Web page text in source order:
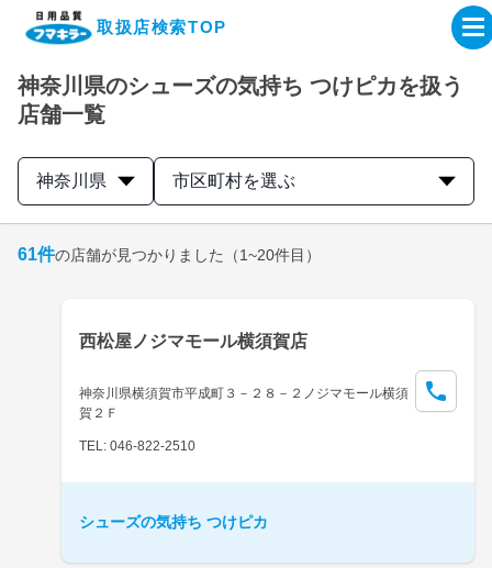
取扱店検索TOP
企業・IR情報サイト
製品情報サイト
取扱店検索はこちら
神奈川県のシューズの気持ち つけピカを扱う
店舗一覧
神奈川県 市区町村を選ぶ
61件の店舗が見つかりました （1~20件目）
西松屋ノジマモール横須賀店
神奈川県横須賀市平成町３－２８－２ノジマモール横須
賀２Ｆ
TEL: 046-822-2510
シューズの気持ち つけピカ